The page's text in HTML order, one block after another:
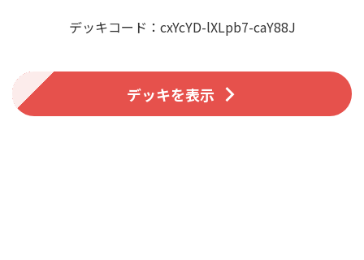
デッキコード：cxYcYD-lXLpb7-caY88J
デッキを表示